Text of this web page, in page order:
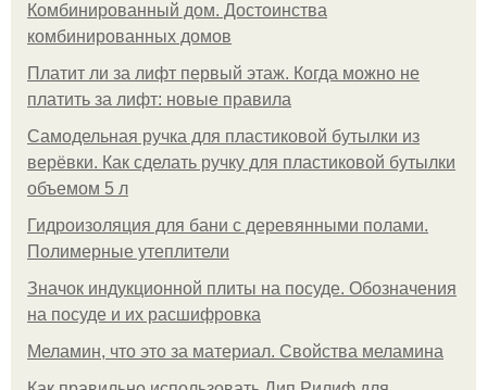
Комбинированный дом. Достоинства
комбинированных домов
Платит ли за лифт первый этаж. Когда можно не
платить за лифт: новые правила
Самодельная ручка для пластиковой бутылки из
верёвки. Как сделать ручку для пластиковой бутылки
объемом 5 л
Гидроизоляция для бани с деревянными полами.
Полимерные утеплители
Значок индукционной плиты на посуде. Обозначения
на посуде и их расшифровка
Меламин, что это за материал. Свойства меламина